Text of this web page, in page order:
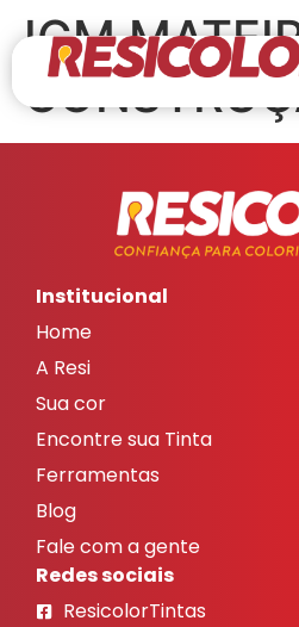
IGM
Institucional
Home
A Resi
Sua cor
Encontre sua Tinta
Ferramentas
Blog
Fale com a gente
Redes sociais
ResicolorTintas